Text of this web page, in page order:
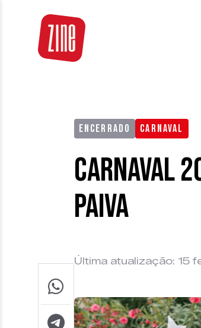
ENCERRADO CARNAVAL
Carnaval
Paiva
Última atualização: 15